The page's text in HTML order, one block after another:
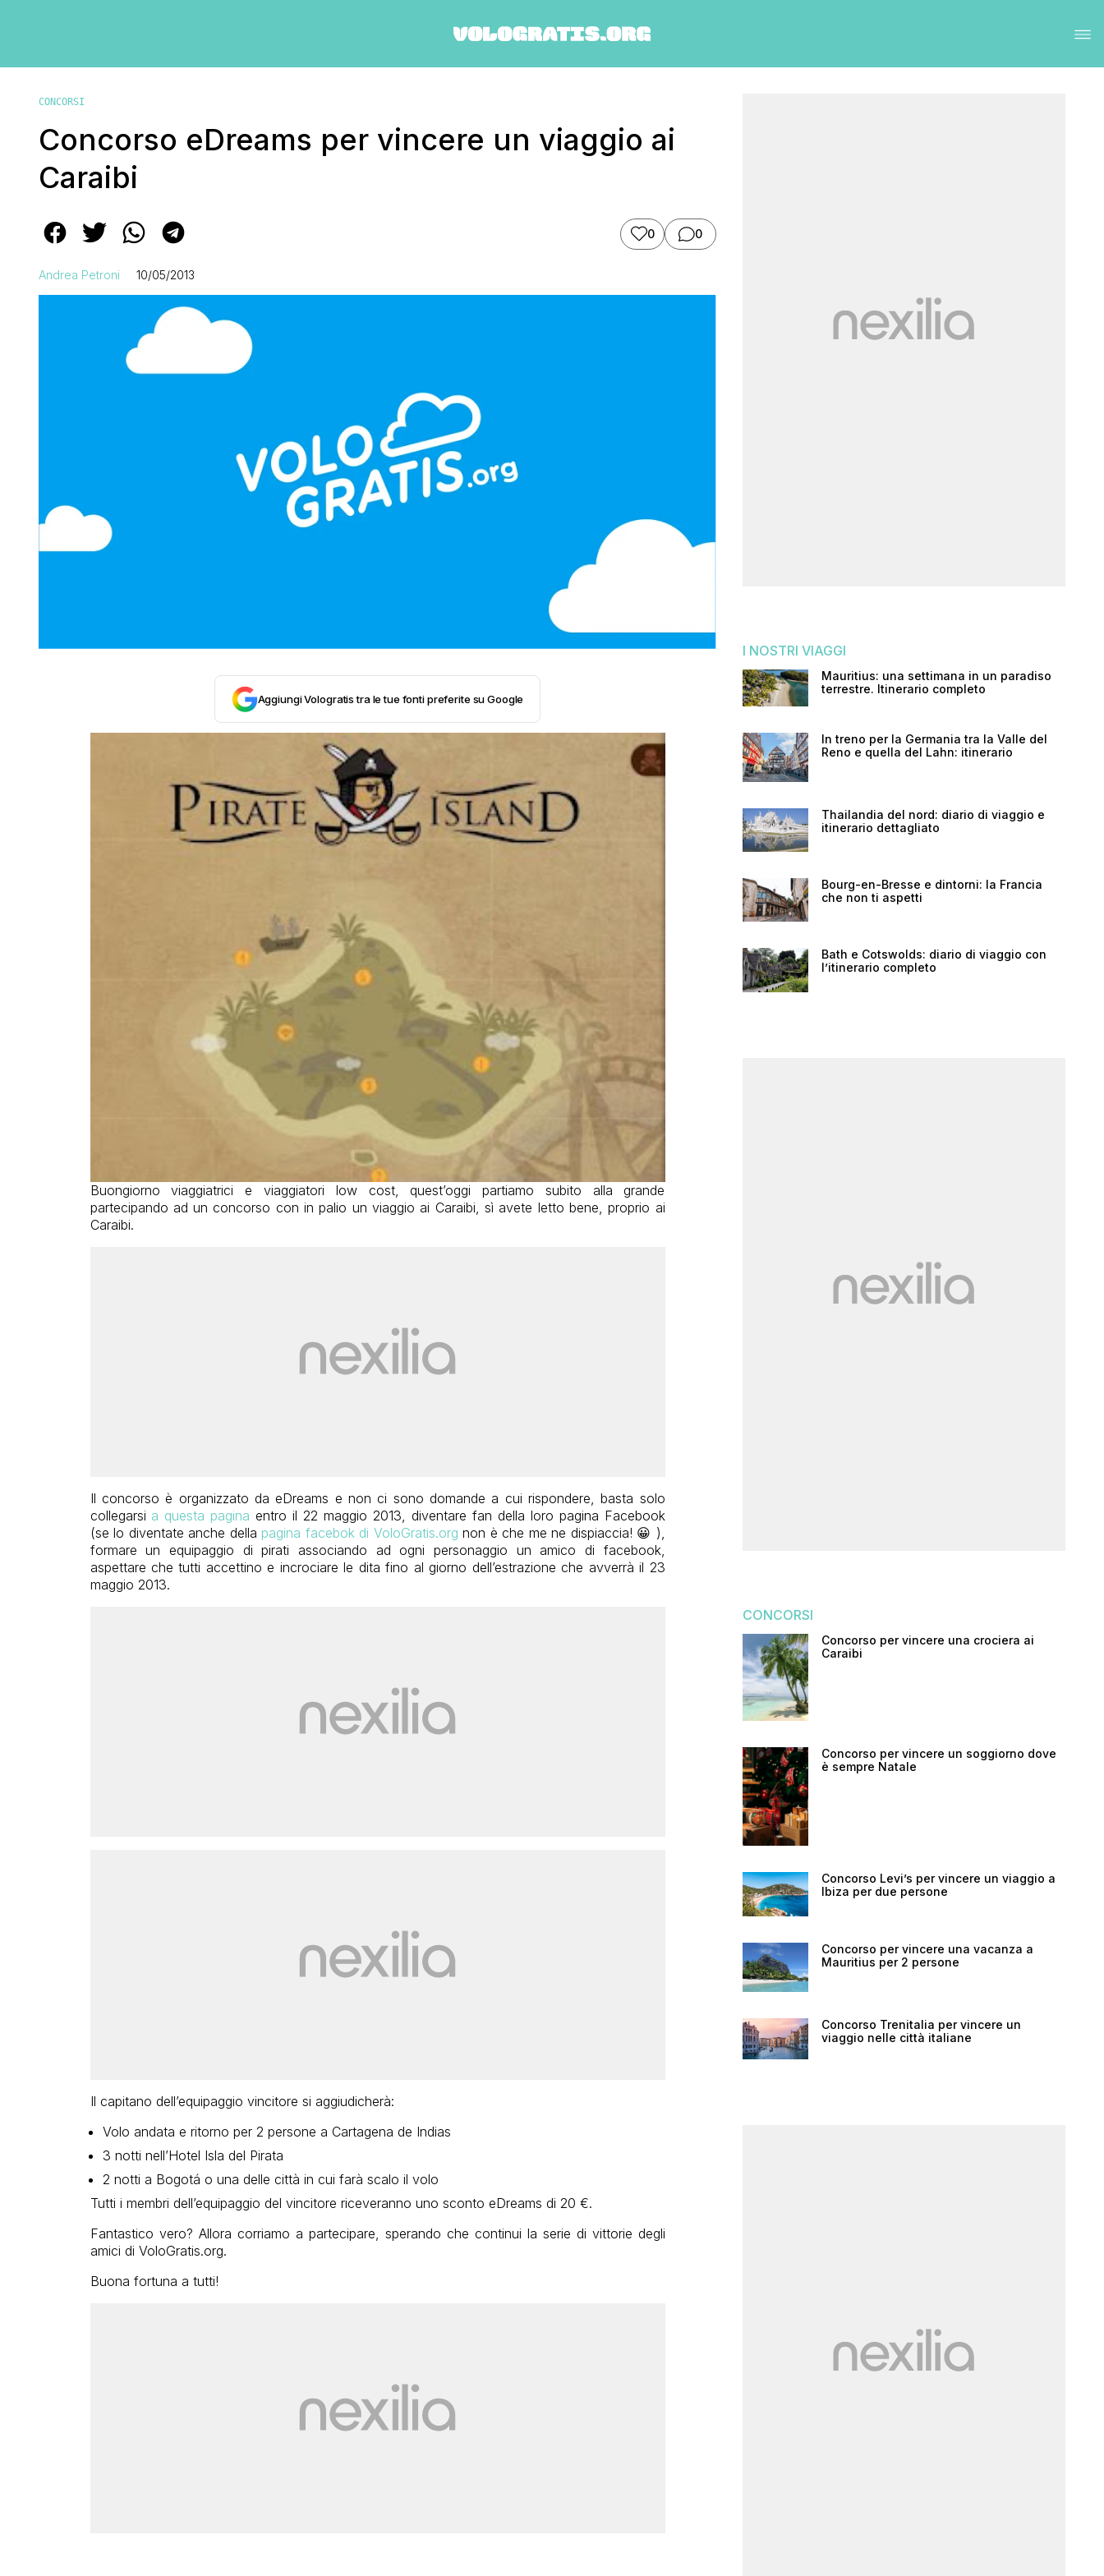
CONCORSI
Concorso eDreams per vincere un viaggio ai
Caraibi
0 0
Andrea Petroni 10/05/2013
Aggiungi Vologratis tra le tue fonti preferite su Google
Buongiorno viaggiatrici e viaggiatori low cost, quest’oggi partiamo subito alla grande
partecipando ad un concorso con in palio un viaggio ai Caraibi, sì avete letto bene, proprio ai
Caraibi.
Il concorso è organizzato da eDreams e non ci sono domande a cui rispondere, basta solo
collegarsi a questa pagina entro il 22 maggio 2013, diventare fan della loro pagina Facebook
(se lo diventate anche della pagina facebok di VoloGratis.org non è che me ne dispiaccia! 😀 ),
formare un equipaggio di pirati associando ad ogni personaggio un amico di facebook,
aspettare che tutti accettino e incrociare le dita fino al giorno dell’estrazione che avverrà il 23
maggio 2013.
Il capitano dell’equipaggio vincitore si aggiudicherà:
Volo andata e ritorno per 2 persone a Cartagena de Indias
3 notti nell’Hotel Isla del Pirata
2 notti a Bogotá o una delle città in cui farà scalo il volo
Tutti i membri dell’equipaggio del vincitore riceveranno uno sconto eDreams di 20 €.
Fantastico vero? Allora corriamo a partecipare, sperando che continui la serie di vittorie degli
amici di VoloGratis.org.
Buona fortuna a tutti!
I NOSTRI VIAGGI
Mauritius: una settimana in un paradiso
terrestre. Itinerario completo
In treno per la Germania tra la Valle del
Reno e quella del Lahn: itinerario
Thailandia del nord: diario di viaggio e
itinerario dettagliato
Bourg-en-Bresse e dintorni: la Francia
che non ti aspetti
Bath e Cotswolds: diario di viaggio con
l’itinerario completo
CONCORSI
Concorso per vincere una crociera ai
Caraibi
Concorso per vincere un soggiorno dove
è sempre Natale
Concorso Levi’s per vincere un viaggio a
Ibiza per due persone
Concorso per vincere una vacanza a
Mauritius per 2 persone
Concorso Trenitalia per vincere un
viaggio nelle città italiane